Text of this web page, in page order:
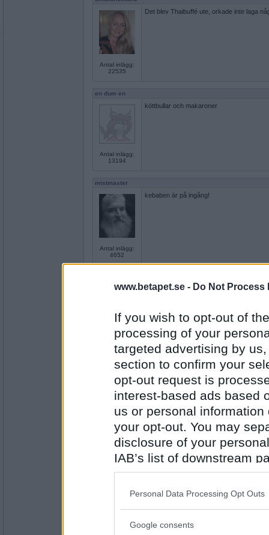
www.betapet.se - Do Not Process
If you wish to opt-out of
processing of your
targeted advertising by
section to confirm your
opt-out request is
interest-based ads based
us or personal
your opt-out. You may
disclosure of your
IAB’s list of downstream
also be disclosed by us
Downstream Participants
Please note that this
Personal Data Processing Opt Outs
Google consents
Antal inlägg:
22535
Det blev Thaibuffé ute, orkade inte laga
en dum en
Antal inlägg:
13194
köttbullar och makaroner
mistmaster
Antal inlägg:
4652
kebaben är på ingång!
Antal inlägg: 533
Har ätit kålpudding, potatis, brunsås och
- Ej medlem längre
37631
Ny Diet en smörgås på morgonen och en
Och 1 äpple då och då.
Så stående middag är 1 smörgås.enkelt
Det blev stekt kummel m kokt potatis och